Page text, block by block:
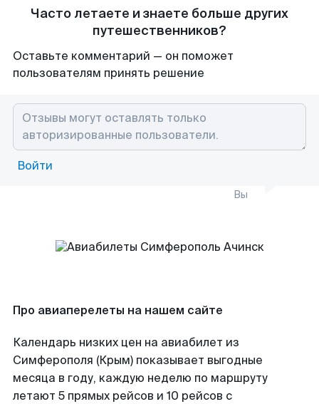
Часто летаете и знаете больше других
путешественников?
Оставьте комментарий — он поможет
пользователям принять решение
Войти
Вы
Про авиаперелеты на нашем сайте
Календарь низких цен на авиабилет из
Симферополя (Крым) показывает выгодные
месяца в году, каждую неделю по маршруту
летают 5 прямых рейсов и 10 рейсов с